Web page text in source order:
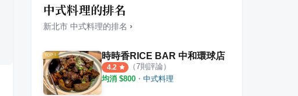
中式料理的排名
新北市 中式料理的排名 ›
時時香RICE BAR 中和環球店
4.2 （7則評論）
均消 $800 ・ 中式料理